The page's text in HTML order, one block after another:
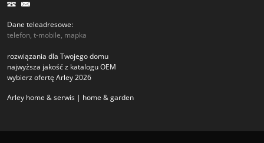
Dane teleadresowe:
telefon, t-mobile, mapka
rozwiązania dla Twojego domu
najwyższa jakość z katalogu OEM
wybierz ofertę Arley 2026
Arley home & serwis | home & garden